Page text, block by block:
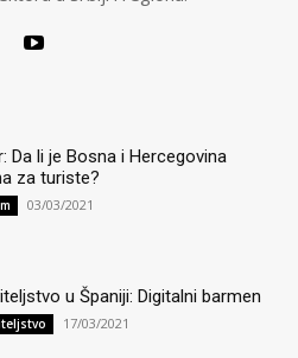
Da li je Bosna i Hercegovina
za turiste?
03/03/2021
u Španiji: Digitalni barmen
17/03/2021